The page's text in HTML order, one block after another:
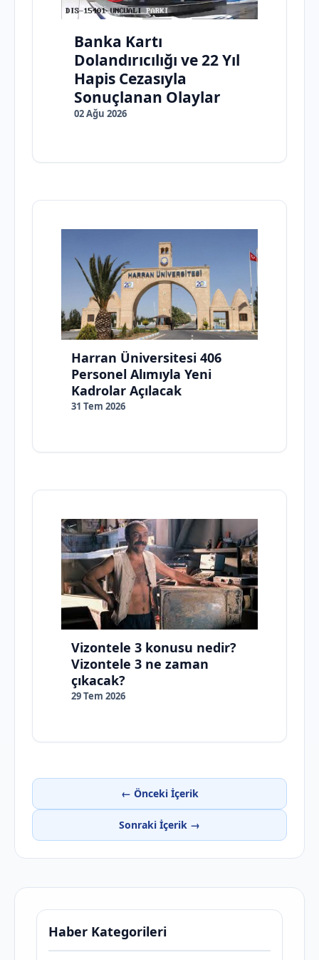
Banka Kartı
Dolandırıcılığı ve 22 Yıl
Hapis Cezasıyla
Sonuçlanan Olaylar
02 Ağu 2026
Harran Üniversitesi 406
Personel Alımıyla Yeni
Kadrolar Açılacak
31 Tem 2026
Vizontele 3 konusu nedir?
Vizontele 3 ne zaman
çıkacak?
29 Tem 2026
← Önceki İçerik
Sonraki İçerik →
Haber Kategorileri